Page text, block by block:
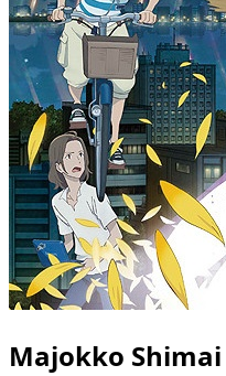
Majokko